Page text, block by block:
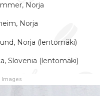
Norja
Norja
Norja (lentomäki)
Slovenia (lentomäki)
Images